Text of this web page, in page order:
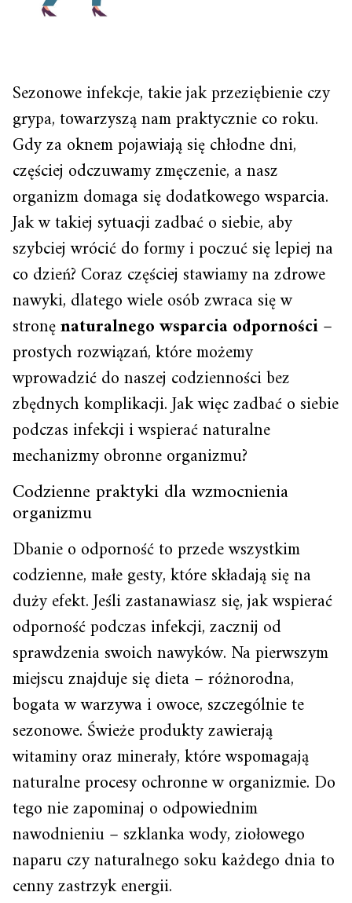
Sezonowe infekcje, takie jak przeziębienie czy
grypa, towarzyszą nam praktycznie co roku.
Gdy za oknem pojawiają się chłodne dni,
częściej odczuwamy zmęczenie, a nasz
organizm domaga się dodatkowego wsparcia.
Jak w takiej sytuacji zadbać o siebie, aby
szybciej wrócić do formy i poczuć się lepiej na
co dzień? Coraz częściej stawiamy na zdrowe
nawyki, dlatego wiele osób zwraca się w
stronęnaturalnego wsparcia odporności–
prostych rozwiązań, które możemy
wprowadzić do naszej codzienności bez
zbędnych komplikacji. Jak więc zadbać o siebie
podczas infekcji i wspierać naturalne
mechanizmy obronne organizmu?
Codzienne praktyki dla wzmocnienia
organizmu
Dbanie o odporność to przede wszystkim
codzienne, małe gesty, które składają się na
duży efekt. Jeśli zastanawiasz się, jak wspierać
odporność podczas infekcji, zacznij od
sprawdzenia swoich nawyków. Na pierwszym
miejscu znajduje się dieta – różnorodna,
bogata w warzywa i owoce, szczególnie te
sezonowe. Świeże produkty zawierają
witaminy oraz minerały, które wspomagają
naturalne procesy ochronne w organizmie. Do
tego nie zapominaj o odpowiednim
nawodnieniu – szklanka wody, ziołowego
naparu czy naturalnego soku każdego dnia to
cenny zastrzyk energii.